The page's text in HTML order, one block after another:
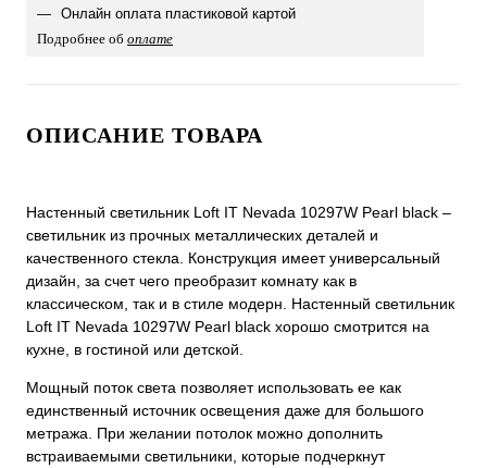
Онлайн оплата пластиковой картой
Подробнее об оплате
ОПИСАНИЕ ТОВАРА
Настенный светильник Loft IT Nevada 10297W Pearl black –
светильник из прочных металлических деталей и
качественного стекла. Конструкция имеет универсальный
дизайн, за счет чего преобразит комнату как в
классическом, так и в стиле модерн. Настенный светильник
Loft IT Nevada 10297W Pearl black хорошо смотрится на
кухне, в гостиной или детской.
Мощный поток света позволяет использовать ее как
единственный источник освещения даже для большого
метража. При желании потолок можно дополнить
встраиваемыми светильники, которые подчеркнут